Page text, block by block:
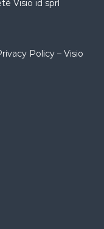
Visio id sprl
Policy – Visio